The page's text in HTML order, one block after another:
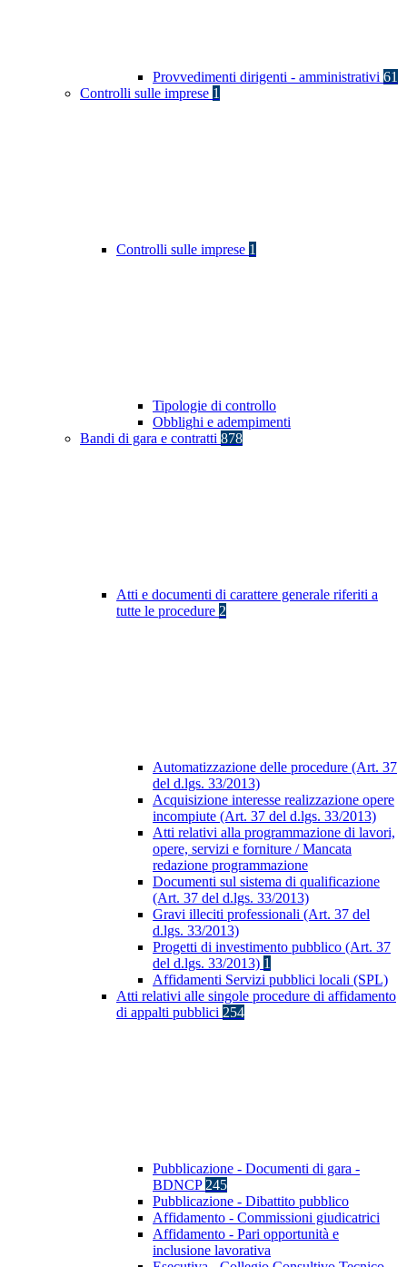
Provvedimenti dirigenti - amministrativi 61
Controlli sulle imprese 1
Controlli sulle imprese 1
Tipologie di controllo
Obblighi e adempimenti
Bandi di gara e contratti 878
Atti e documenti di carattere generale riferiti a
tutte le procedure 2
Automatizzazione delle procedure (Art. 37
del d.lgs. 33/2013)
Acquisizione interesse realizzazione opere
incompiute (Art. 37 del d.lgs. 33/2013)
Atti relativi alla programmazione di lavori,
opere, servizi e forniture / Mancata
redazione programmazione
Documenti sul sistema di qualificazione
(Art. 37 del d.lgs. 33/2013)
Gravi illeciti professionali (Art. 37 del
d.lgs. 33/2013)
Progetti di investimento pubblico (Art. 37
del d.lgs. 33/2013) 1
Affidamenti Servizi pubblici locali (SPL)
Atti relativi alle singole procedure di affidamento
di appalti pubblici 254
Pubblicazione - Documenti di gara -
BDNCP 245
Pubblicazione - Dibattito pubblico
Affidamento - Commissioni giudicatrici
Affidamento - Pari opportunità e
inclusione lavorativa